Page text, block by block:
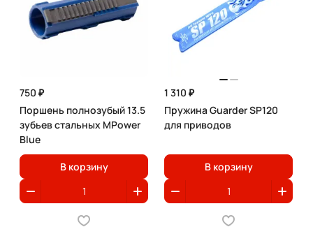
750 ₽
Поршень полнозубый 13.5
зубьев стальных MPower
Blue
В корзину
1 310 ₽
Пружина Guarder SP120
для приводов
В корзину